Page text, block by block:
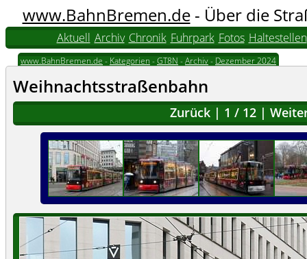
www.BahnBremen.de- Über die
Aktuell Archiv Chronik Fuhrpark Fotos Haltestellen
www.BahnBremen.de - Kategorien -GT8N -Archiv- Dezember 2024
Weihnachtsstraßenbahn
Zurück | 1 / 12 |